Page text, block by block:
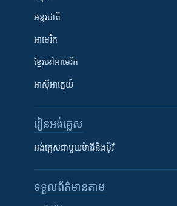
អន្តរជាតិ
អាមេរិក
ខ្មែរ​នៅអាមេរិក
អាស៊ីអាគ្នេយ៍
រៀន​​អង់គ្លេស
អង់គ្លេស​ជាមួយ​ម៉ានី​និង​ម៉ូរី
ទទួល​ព័ត៌មាន​តាម